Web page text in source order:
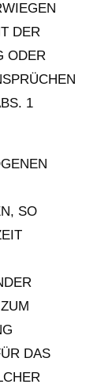
DER
ODER
1
SO
DAS